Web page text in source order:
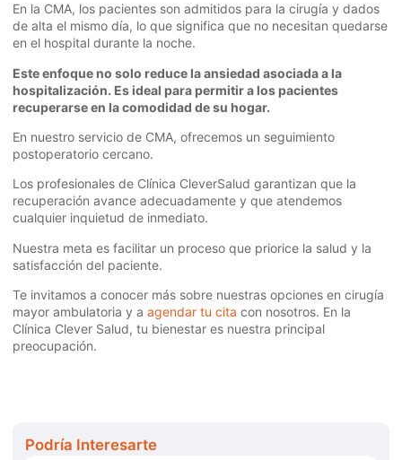
En la CMA, los pacientes son admitidos para la cirugía y dados
de alta el mismo día, lo que significa que no necesitan quedarse
en el hospital durante la noche.
Este enfoque no solo reduce la ansiedad asociada a la
hospitalización. Es ideal para permitir a los pacientes
recuperarse en la comodidad de su hogar.
En nuestro servicio de CMA, ofrecemos un seguimiento
postoperatorio cercano.
Los profesionales de Clínica CleverSalud garantizan que la
recuperación avance adecuadamente y que atendemos
cualquier inquietud de inmediato.
Nuestra meta es facilitar un proceso que priorice la salud y la
satisfacción del paciente.
Te invitamos a conocer más sobre nuestras opciones en cirugía
mayor ambulatoria y a agendar tu cita con nosotros. En la
Clínica Clever Salud, tu bienestar es nuestra principal
preocupación.
Podría Interesarte